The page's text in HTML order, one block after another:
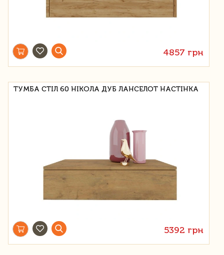
4857 грн
ТУМБА СТІЛ 60 НІКОЛА ДУБ ЛАНСЕЛОТ НАСТІНКА
5392 грн